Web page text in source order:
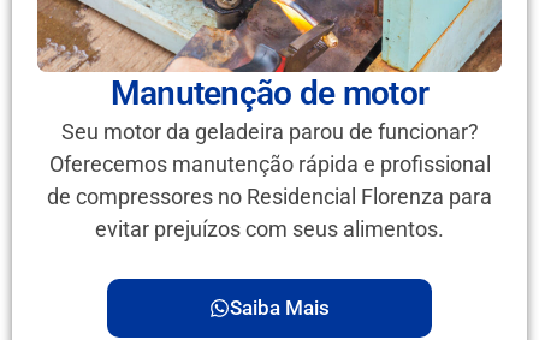
Manutenção de motor
Seu motor da geladeira parou de funcionar?
Oferecemos manutenção rápida e profissional
de compressores no Residencial Florenza para
evitar prejuízos com seus alimentos.
Saiba Mais